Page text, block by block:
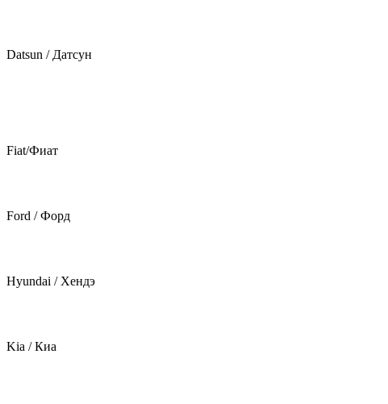
Datsun / Датсун
Fiat/Фиат
Ford / Форд
Hyundai / Хендэ
Kia / Киа